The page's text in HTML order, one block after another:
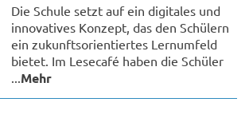
Die Schule setzt auf ein digitales und
innovatives Konzept, das den Schülern
ein zukunftsorientiertes Lernumfeld
bietet. Im Lesecafé haben die Schüler
...Mehr